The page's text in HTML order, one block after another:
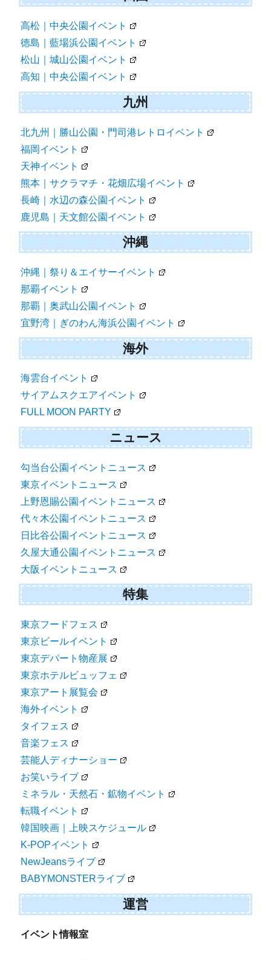
高松｜中央公園イベント
徳島｜藍場浜公園イベント
松山｜城山公園イベント
高知｜中央公園イベント
九州
北九州｜勝山公園・門司港レトロイベント
福岡イベント
天神イベント
熊本｜サクラマチ・花畑広場イベント
長崎｜水辺の森公園イベント
鹿児島｜天文館公園イベント
沖縄
沖縄｜祭り＆エイサーイベント
那覇イベント
那覇｜奥武山公園イベント
宜野湾｜ぎのわん海浜公園イベント
海外
海雲台イベント
サイアムスクエアイベント
FULL MOON PARTY
ニュース
勾当台公園イベントニュース
東京イベントニュース
上野恩賜公園イベントニュース
代々木公園イベントニュース
日比谷公園イベントニュース
久屋大通公園イベントニュース
大阪イベントニュース
特集
東京フードフェス
東京ビールイベント
東京デパート物産展
東京ホテルビュッフェ
東京アート展覧会
海外イベント
タイフェス
音楽フェス
芸能人ディナーショー
お笑いライブ
ミネラル・天然石・鉱物イベント
転職イベント
韓国映画｜上映スケジュール
K-POPイベント
NewJeansライブ
BABYMONSTERライブ
運営
イベント情報室